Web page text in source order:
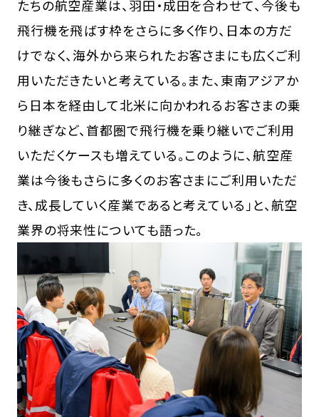
たちの航空産業は、羽田・成田を合わせて、今後も
飛行機を飛ばす枠をさらに多く作り、日本の方だ
けでなく、海外から来られたお客さまにも広くご利
用いただきたいと考えている。また、東南アジアか
ら日本を経由して北米に向かわれるお客さまの乗
り継ぎなど、首都圏で飛行機を乗り継いでご利用
いただくケースも増えている。このように、航空産
業は今後もさらに多くのお客さまにご利用いただ
き、成長していく産業であると考えている」と、航空
業界の将来性についても語った。